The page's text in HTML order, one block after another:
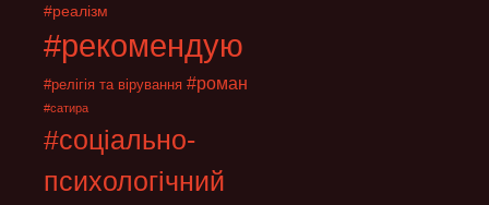
#реалізм
#рекомендую
#релігія та вірування #роман
#сатира
#соціально-
психологічний